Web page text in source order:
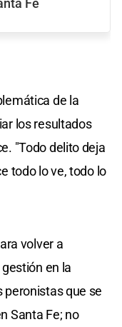
Fe
de la
los resultados
"Todo delito deja
todo lo ve, todo lo
volver a
en la
peronistas que se
Santa Fe; no